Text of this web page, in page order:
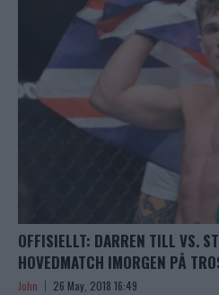
OFFISIELLT: DARREN TILL VS.
HOVEDMATCH IMORGEN PÅ
John 26 May, 2018 16:49